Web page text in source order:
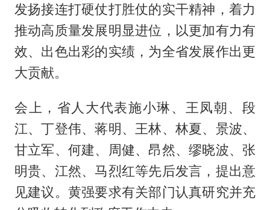
发扬接连打硬仗打胜仗的实干精神，着力
推动高质量发展明显进位，以更加有力有
效、出色出彩的实绩，为全省发展作出更
大贡献。
会上，省人大代表施小琳、王凤朝、段
江、丁登伟、蒋明、王林、林夏、景波、
甘立军、何建、周健、昂然、缪晓波、张
明贵、江然、马烈红等先后发言，提出意
见建议。黄强要求有关部门认真研究并充